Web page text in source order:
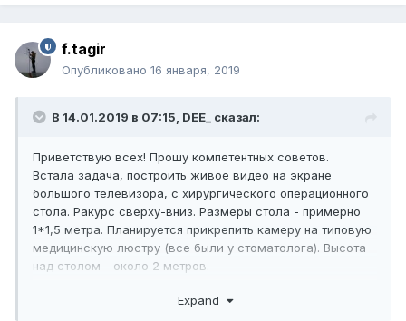
f.tagir
Опубликовано 16 января, 2019
В 14.01.2019 в 07:15, DEE_ сказал:
Приветствую всех! Прошу компетентных советов.
Встала задача, построить живое видео на экране
большого телевизора, с хирургического операционного
стола. Ракурс сверху-вниз. Размеры стола - примерно
1*1,5 метра. Планируется прикрепить камеру на типовую
медицинскую люстру (все были у стоматолога). Высота
над столом - около 2 метров.
Озадачили так: "что бы видно было сколько ниток
Expand